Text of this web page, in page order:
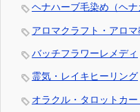
ヘナハーブ毛染め（ヘナ
アロマクラフト・アロマ
バッチフラワーレメディ
霊気・レイキヒーリング
オラクル・タロットカー